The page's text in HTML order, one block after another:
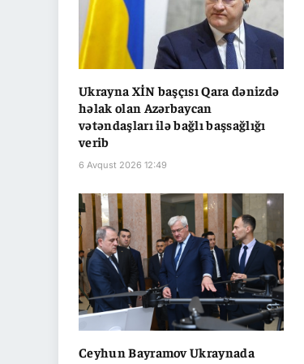
Ukrayna XİN başçısı Qara dənizdə
həlak olan Azərbaycan
vətəndaşları ilə bağlı başsağlığı
verib
6 Avqust 2026 12:49
Ceyhun Bayramov Ukraynada